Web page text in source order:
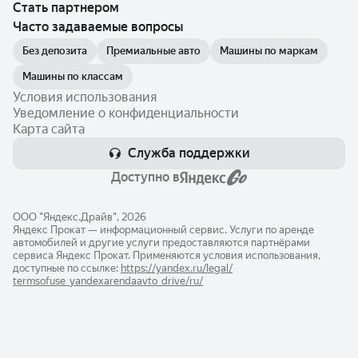
Стать партнером
Часто задаваемые вопросы
Без депозита Премиальные авто Машины по маркам
Машины по классам
Условия использования
Уведомление о конфиденциальности
Карта сайта
Служба поддержки
Доступно в
ООО "Яндекс.Драйв", 2026
Яндекс Прокат — информационный сервис. Услуги по аренде
автомобилей и другие услуги предоставляются партнёрами
сервиса Яндекс Прокат. Применяются условия использования,
доступные по ссылке: https://yandex.ru/legal/​
termsofuse_yandexarendaavto_drive/ru/